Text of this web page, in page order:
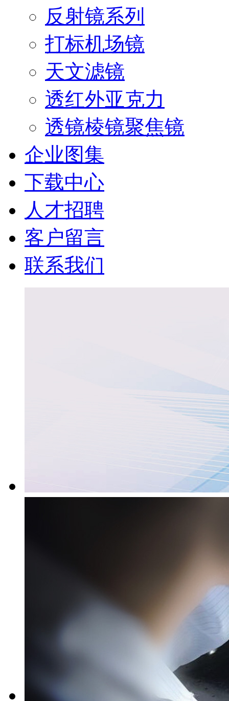
反射镜系列
打标机场镜
天文滤镜
透红外亚克力
透镜棱镜聚焦镜
企业图集
下载中心
人才招聘
客户留言
联系我们